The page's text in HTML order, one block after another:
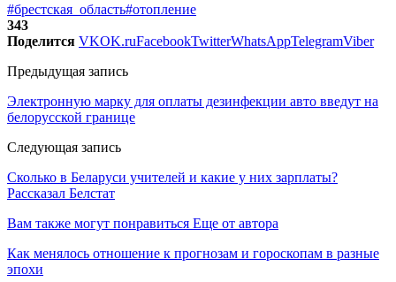
#брестская_область#отопление
343
Поделится VKOK.ruFacebookTwitterWhatsAppTelegramViber
Предыдущая запись
Электронную марку для оплаты дезинфекции авто введут на
белорусской границе
Следующая запись
Сколько в Беларуси учителей и какие у них зарплаты?
Рассказал Белстат
Вам также могут понравиться Еще от автора
Как менялось отношение к прогнозам и гороскопам в разные
эпохи